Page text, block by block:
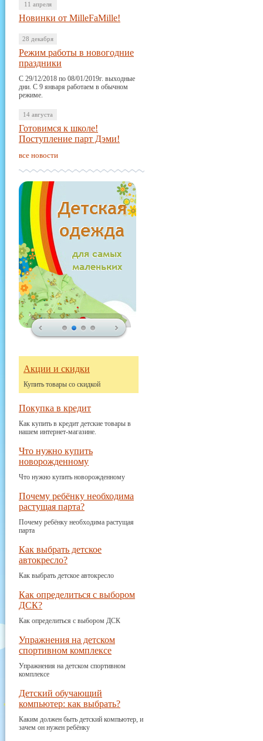
11 апреля
Новинки от MilleFaMille!
28 декабря
Режим работы в новогодние
праздники
С 29/12/2018 по 08/01/2019г. выходные
дни. С 9 января работаем в обычном
режиме.
14 августа
Готовимся к школе!
Поступление парт Дэми!
все новости
Акции и скидки
Купить товары со скидкой
Покупка в кредит
Как купить в кредит детские товары в
нашем интернет-магазине.
Что нужно купить
новорожденному
Что нужно купить новорожденному
Почему ребёнку необходима
растущая парта?
Почему ребёнку необходима растущая
парта
Как выбрать детское
автокресло?
Как выбрать детское автокресло
Как определиться с выбором
ДСК?
Как определиться с выбором ДСК
Упражнения на детском
спортивном комплексе
Упражнения на детском спортивном
комплексе
Детский обучающий
компьютер: как выбрать?
Каким должен быть детский компьютер, и
зачем он нужен ребёнку